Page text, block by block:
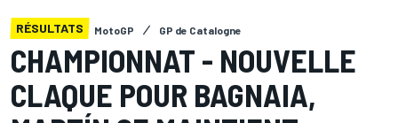
RÉSULTATS MotoGP GP de Catalogne
CHAMPIONNAT - NOUVELLE
CLAQUE POUR BAGNAIA,